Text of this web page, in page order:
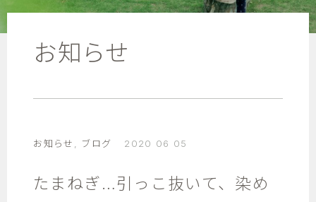
お知らせ
お知らせ ブログ 2020 06 05
たまねぎ…引っこ抜いて、染め